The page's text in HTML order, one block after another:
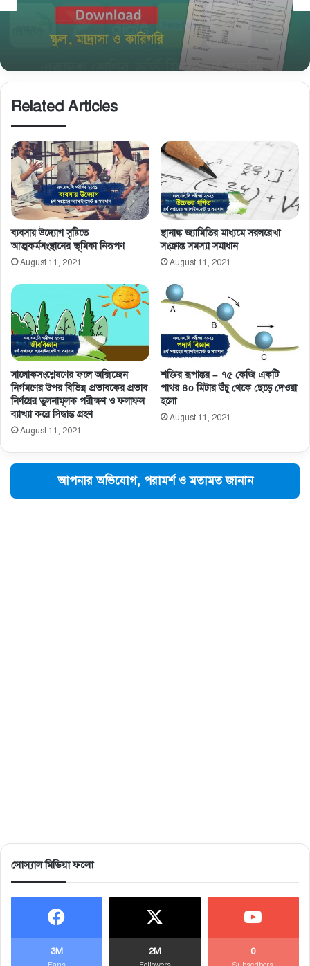
November 5, 2025
নবম শ্রেণি রেজিষ্ট্রেশন তথ্য সংগ্রহের ফরম ও জরুরি
নির্দেশনা
Related Articles
ব্যবসায় উদ্যোগ সৃষ্টিতে
আত্মকর্মসংস্থানের ভূমিকা নিরূপণ
August 11, 2021
স্থানাঙ্ক জ্যামিতির মাধ্যমে সরলরেখা
সংক্রান্ত সমস্যা সমাধান
August 11, 2021
সালােকসংশ্লেষণের ফলে অক্সিজেন
নির্গমণের উপর বিভিন্ন প্রভাবকের প্রভাব
নির্ণয়ের তুলনামূলক পরীক্ষণ ও ফলাফল
ব্যাখ্যা করে সিদ্ধান্ত গ্রহণ
August 11, 2021
শক্তির রূপান্তর – ৭৫ কেজি একটি
পাথর ৪০ মিটার উঁচু থেকে ছেড়ে দেওয়া
হলো
August 11, 2021
আপনার অভিযোগ, পরামর্শ ও মতামত জানান
সোস্যাল মিডিয়া ফলো
3M 2M 0